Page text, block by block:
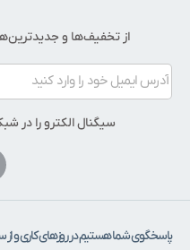
از تخفیف‌ها و
سیگنال الکترو را در
پاسخگوی شما هستیم در روزهای کاری و از ساعت